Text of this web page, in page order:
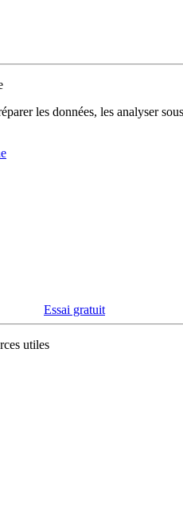
les données, les analyser
Essai gratuit
utiles